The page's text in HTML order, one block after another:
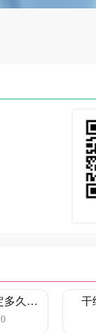
多久出
工作
0
干
吗